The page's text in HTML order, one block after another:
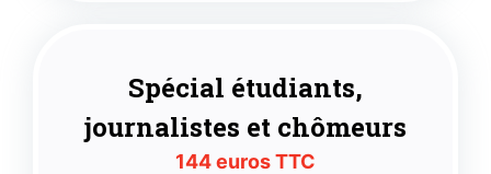
Spécial étudiants,
journalistes et chômeurs
144 euros TTC